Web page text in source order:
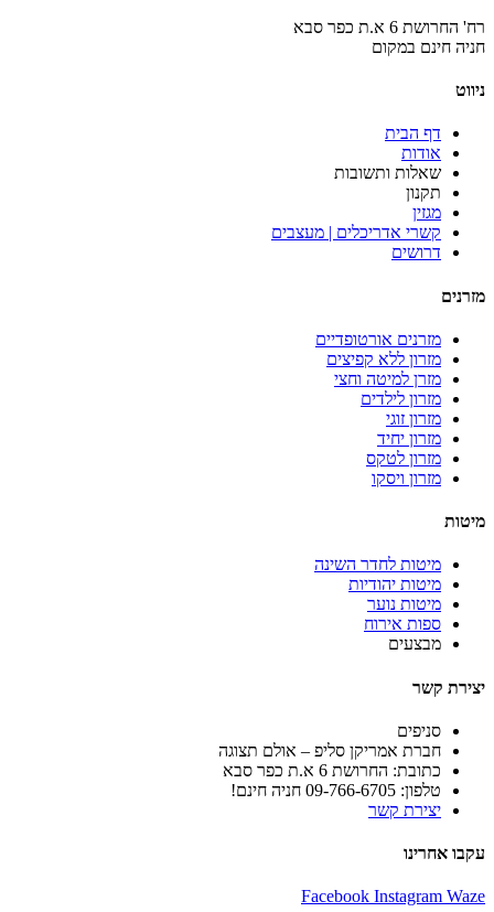
רח' החרושת 6 א.ת כפר סבא
חניה חינם במקום
ניווט
דף הבית
אודות
שאלות ותשובות
תקנון
מגזין
קשרי אדריכלים | מעצבים
דרושים
מזרנים
מזרנים אורטופדיים
מזרון ללא קפיצים
מזרן למיטה וחצי
מזרון לילדים
מזרון זוגי
מזרון יחיד
מזרון לטקס
מזרון ויסקו
מיטות
מיטות לחדר השינה
מיטות יהודיות
מיטות נוער
ספות אירוח
מבצעים
יצירת קשר
סניפים
חברת אמריקן סליפ – אולם תצוגה
כתובת: החרושת 6 א.ת כפר סבא
טלפון: 09-766-6705 חניה חינם!
יצירת קשר
עקבו אחרינו
Facebook Instagram Waze